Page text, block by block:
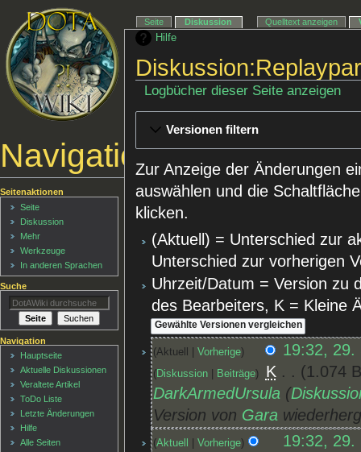
Hilfe
Logbücher dieser Seite anzeigen
Versionen filtern
Zur Anzeige der Änderungen
auswählen und die
klicken.
(Aktuell) = Unterschied zur
Unterschied zur vorherigen
Uhrzeit/Datum = Version zu
des Bearbeiters, K = Kleine
Aktuell Vorherige 19:32, 29.
Diskussion Beiträge K
1.074
DarkArmedUrsula (
Version von Gara
Aktuell Vorherige 19:32, 29.
Navigationsmenü
Seite Diskussion Quelltext anzeigen
Seitenaktionen
Seite
Diskussion
Mehr
Werkzeuge
In anderen Sprachen
Suche
Navigation
Hauptseite
Aktuelle Diskussionen
Veraltete Artikel
ToDo Liste
Letzte Änderungen
Hilfe
Alle Seiten